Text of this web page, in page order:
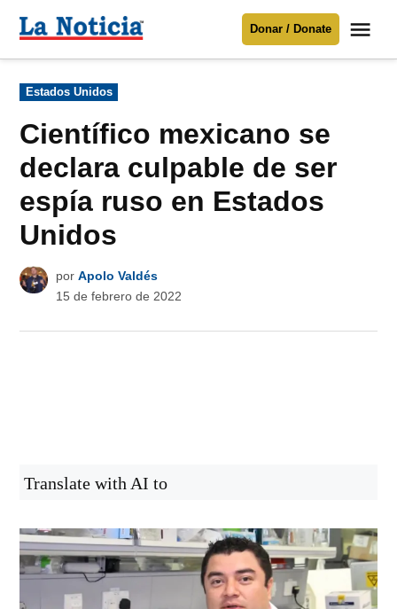
Para mantenerte informado necesitamos
Donar
contenido
Noticia
Donar / Donate
Publicado
en
Estados Unidos
Científico mexicano se
declara culpable de ser
espía ruso en Estados
Unidos
por Apolo Valdés
15 de febrero de 2022
Translate with AI to